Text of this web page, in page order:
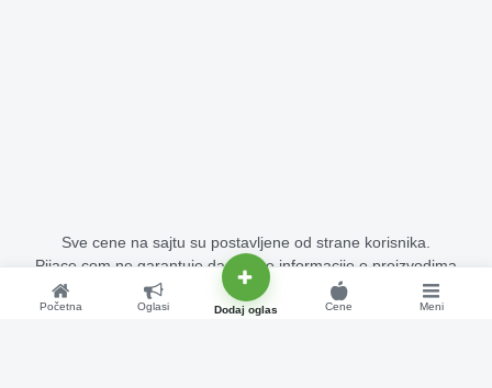
Sve cene na sajtu su postavljene od strane korisnika.
Pijace.com ne garantuje da su sve informacije o proizvodima
potpuno tačne i bez grešaka.
Copyright © 2015 - 2026 Pijace.com Sva prava su zadržana.
Početna Oglasi Dodaj oglas Cene Meni